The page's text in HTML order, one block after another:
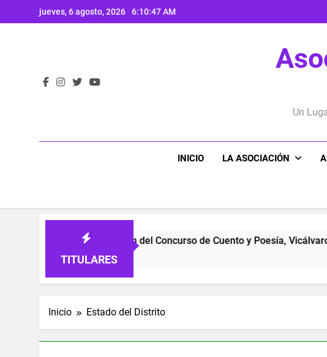
al
jueves, 6 agosto, 2026 6:10:48 AM
Un
INICIO LA ASOCIACIÓN
TITULARES
XLI edición del Concurso de Cuento y Poesía, Vicálvaro
3 Meses Atrás
Inicio Estado del Distrito